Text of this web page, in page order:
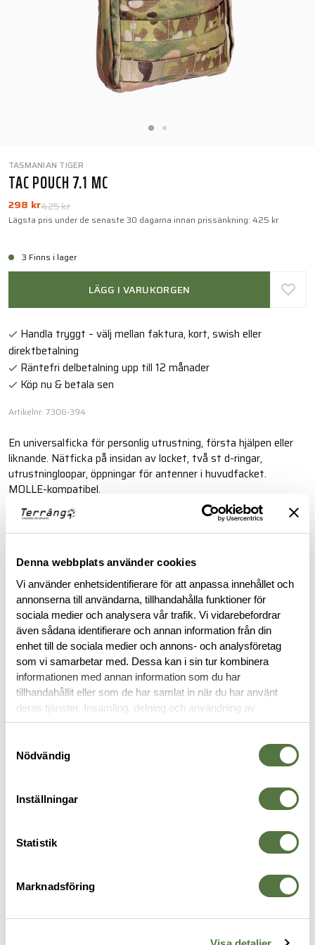
Denna webbplats använder cookies
Vi använder enhetsidentifierare för att anpassa innehållet och
annonserna till användarna, tillhandahålla funktioner för
sociala medier och analysera vår trafik. Vi vidarebefordrar
även sådana identifierare och annan information från din
enhet till de sociala medier och annons- och analysföretag
som vi samarbetar med. Dessa kan i sin tur kombinera
informationen med annan information som du har
tillhandahållit eller som de har samlat in när du har använt
deras tjänster. Insamling, delning och användning av
personuppgifter kan användas för personalisering av
Nödvändig
Inställningar
Statistik
Marknadsföring
TASMANIAN TIGER
TAC POUCH 7.1 MC
425 kr
298 kr
Lägsta pris under de senaste 30 dagarna innan prissänkning: 425 kr
3 Finns i lager
LÄGG I VARUKORGEN
Handla tryggt – välj mellan faktura, kort, swish eller
direktbetalning
Räntefri delbetalning upp till 12 månader
Köp nu & betala sen
Artikelnr: 7306-394
En universalficka för personlig utrustning, första hjälpen eller
liknande. Nätficka på insidan av locket, två st d-ringar,
utrustningloopar, öppningar för antenner i huvudfacket.
MOLLE-kompatibel.
Läs mer
BESKRIVNING
RECENSIONER
OM VARUMÄRKET
FICKOR & HÅLLARE